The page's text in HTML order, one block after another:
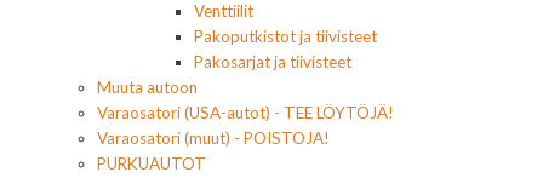
Venttiilit
Pakoputkistot ja tiivisteet
Pakosarjat ja tiivisteet
Muuta autoon
Varaosatori (USA-autot) - TEE LÖYTÖJÄ!
Varaosatori (muut) - POISTOJA!
PURKUAUTOT